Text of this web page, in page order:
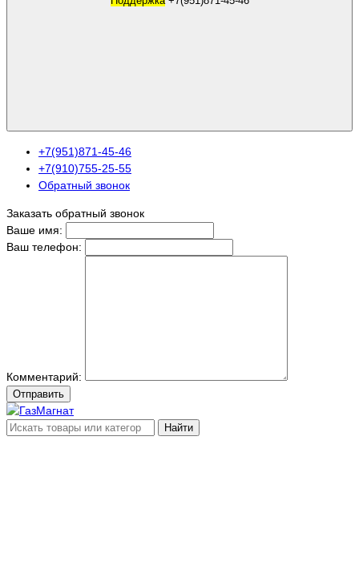
+7(951)871-45-46
+7(910)755-25-55
Обратный звонок
Заказать обратный звонок
Ваше имя:
Ваш телефон:
Комментарий:
Отправить
Найти